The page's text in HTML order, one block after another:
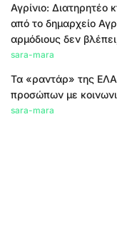
Αγρίνιο: Διατηρητέο
από το δημαρχείο
αρμόδιους δεν
sara-mara
Τα «ραντάρ» της
προσώπων με
sara-mara